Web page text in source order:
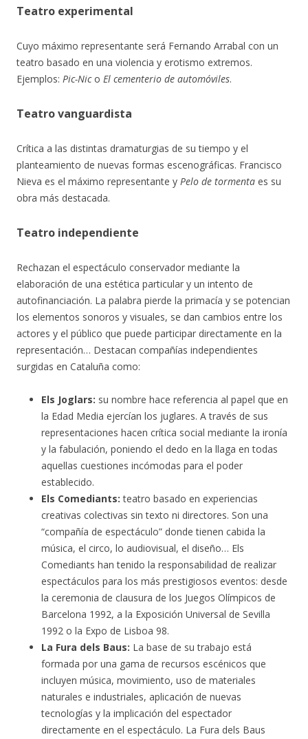
Teatro experimental
Cuyo máximo representante será Fernando Arrabal con un
teatro basado en una violencia y erotismo extremos.
Ejemplos: Pic-Nico El cementerio de automóviles.
Teatro vanguardista
Crítica a las distintas dramaturgias de su tiempo y el
planteamiento de nuevas formas escenográficas. Francisco
Nieva es el máximo representante y Pelo de tormenta es su
obra más destacada.
Teatro independiente
Rechazan el espectáculo conservador mediante la
elaboración de una estética particular y un intento de
autofinanciación. La palabra pierde la primacía y se potencian
los elementos sonoros y visuales, se dan cambios entre los
actores y el público que puede participar directamente en la
representación… Destacan compañías independientes
surgidas en Cataluña como:
Els Joglars: su nombre hace referencia al papel que en
la Edad Media ejercían los juglares. A través de sus
representaciones hacen crítica social mediante la ironía
y la fabulación, poniendo el dedo en la llaga en todas
aquellas cuestiones incómodas para el poder
establecido.
Els Comediants: teatro basado en experiencias
creativas colectivas sin texto ni directores. Son una
“compañía de espectáculo” donde tienen cabida la
música, el circo, lo audiovisual, el diseño… Els
Comediants han tenido la responsabilidad de realizar
espectáculos para los más prestigiosos eventos: desde
la ceremonia de clausura de los Juegos Olímpicos de
Barcelona 1992, a la Exposición Universal de Sevilla
1992 o la Expo de Lisboa 98.
La Fura dels Baus: La base de su trabajo está
formada por una gama de recursos escénicos que
incluyen música, movimiento, uso de materiales
naturales e industriales, aplicación de nuevas
tecnologías y la implicación del espectador
directamente en el espectáculo. La Fura dels Baus